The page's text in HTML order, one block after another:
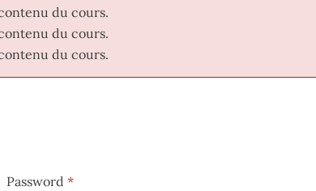
du cours.
du cours.
du cours.
Password *